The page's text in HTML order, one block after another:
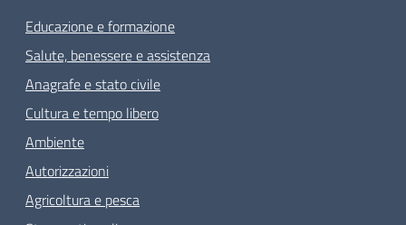
Educazione e formazione
Salute, benessere e assistenza
Anagrafe e stato civile
Cultura e tempo libero
Ambiente
Autorizzazioni
Agricoltura e pesca